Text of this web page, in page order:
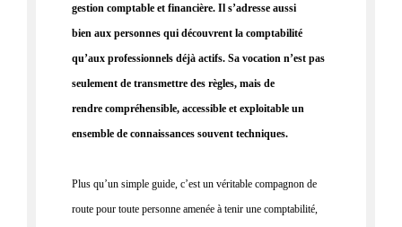
gestion comptable et financière. Il s’adresse aussi
bien aux personnes qui découvrent la comptabilité
qu’aux professionnels déjà actifs. Sa vocation n’est pas
seulement de transmettre des règles, mais de
rendre compréhensible, accessible et exploitable un
ensemble de connaissances souvent techniques.
Plus qu’un simple guide, c’est un véritable compagnon de
route pour toute personne amenée à tenir une comptabilité,